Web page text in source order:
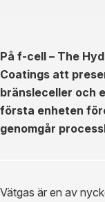
På f-cell – The
Coatings att
bränsleceller och
första enheten
genomgår
Vätgas är en av